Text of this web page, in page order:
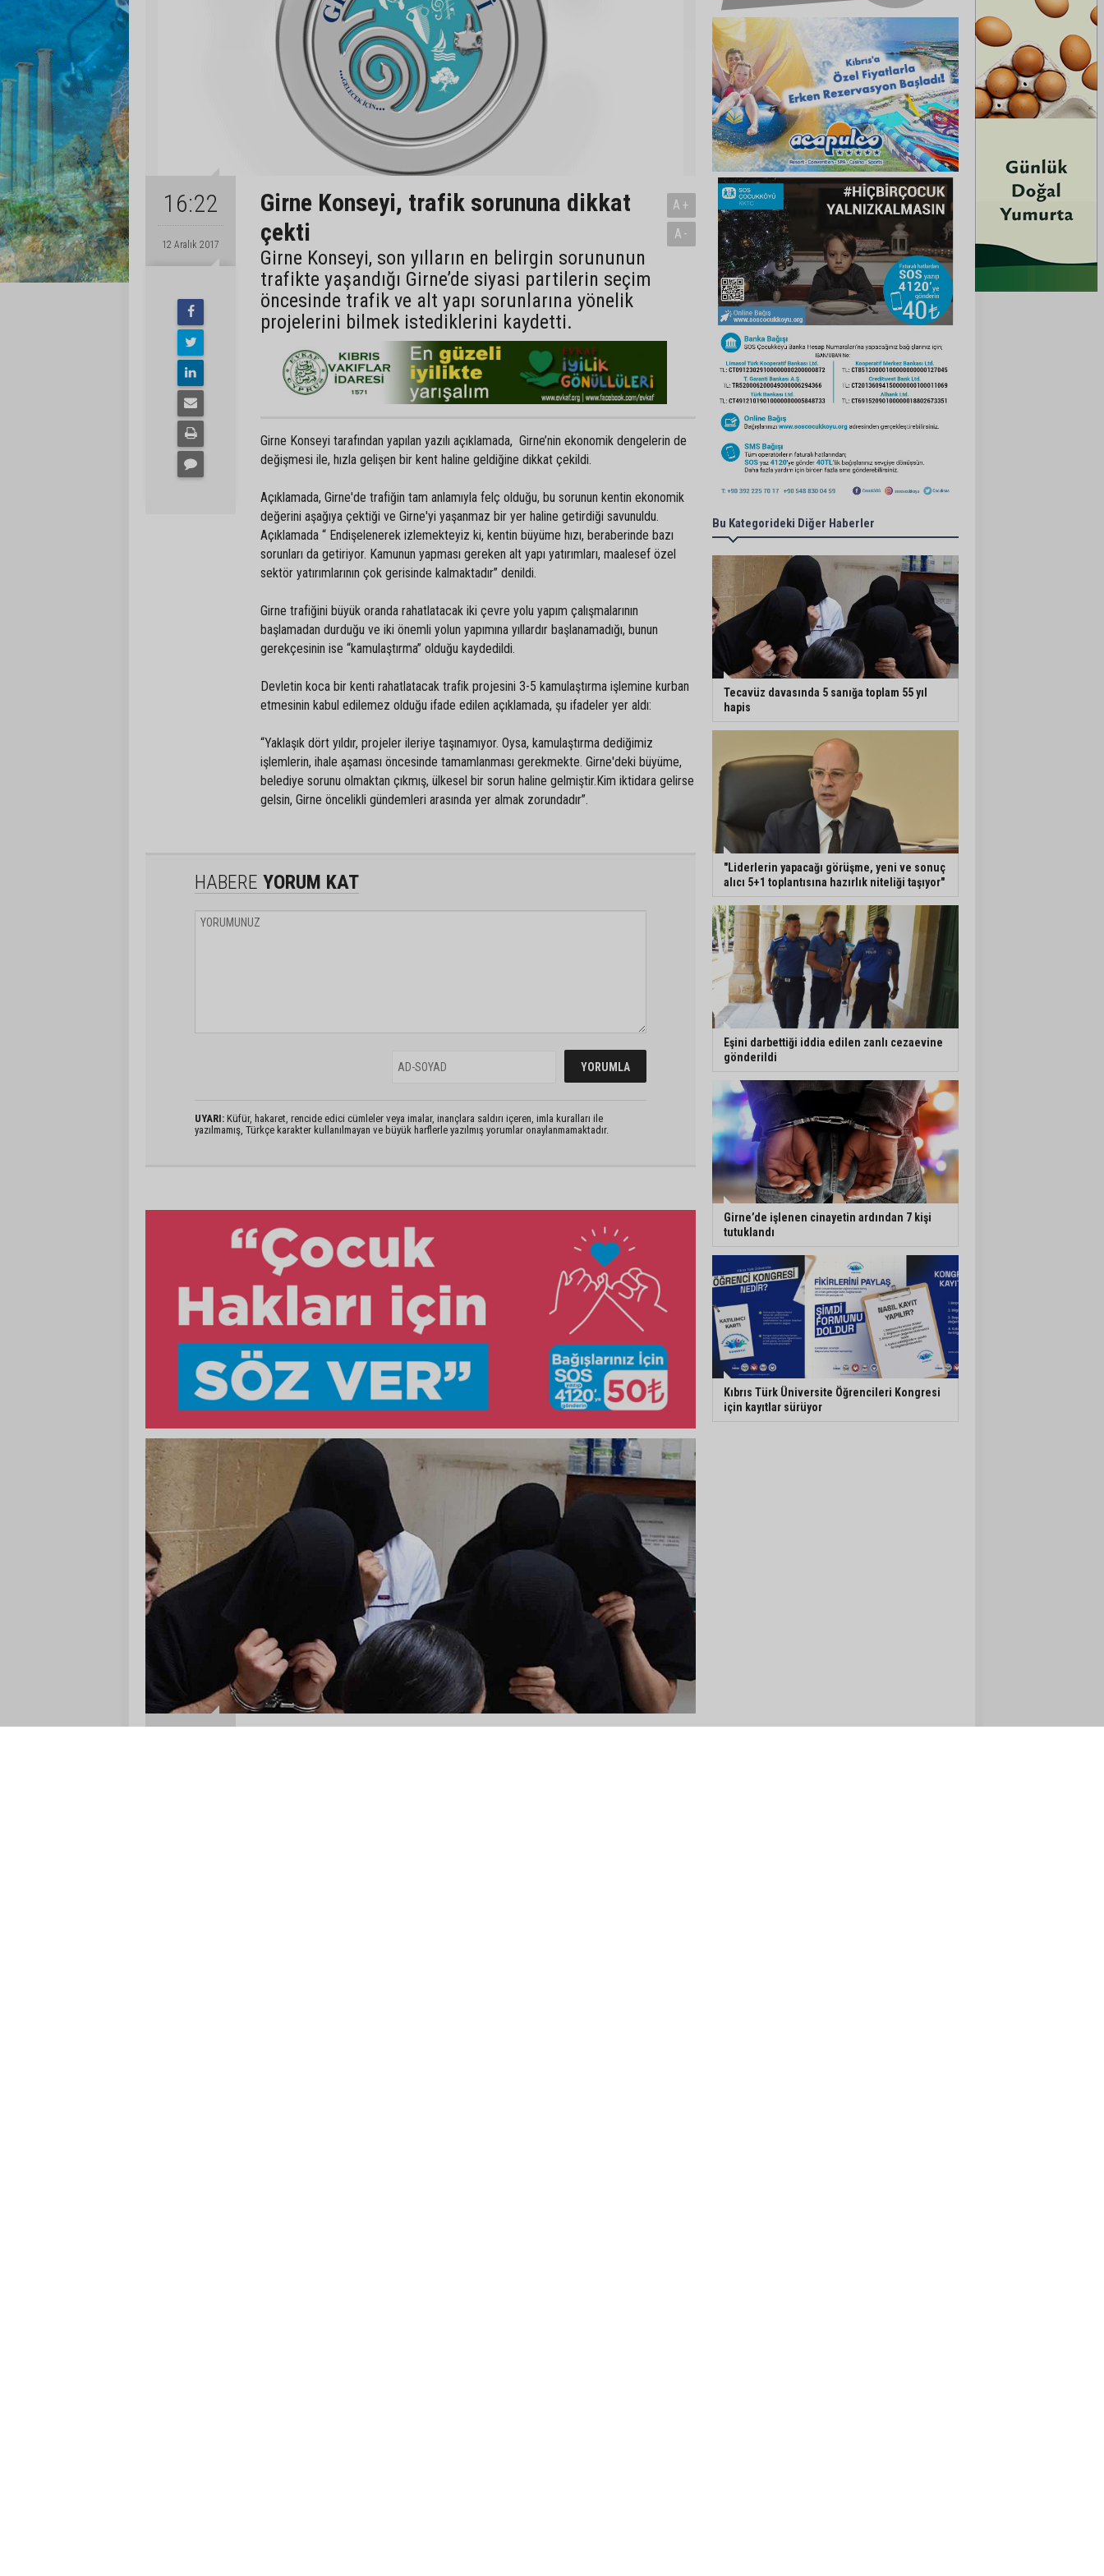
16:22
12 Aralık 2017
Girne Konseyi, trafik sorununa dikkat
çekti
Girne Konseyi, son yılların en belirgin sorununun
trafikte yaşandığı Girne’de siyasi partilerin seçim
öncesinde trafik ve alt yapı sorunlarına yönelik
projelerini bilmek istediklerini kaydetti.
A+
A-
Girne Konseyi tarafından yapılan yazılı açıklamada, Girne’nin ekonomik dengelerin de
değişmesi ile, hızla gelişen bir kent haline geldiğine dikkat çekildi.
Açıklamada, Girne'de trafiğin tam anlamıyla felç olduğu, bu sorunun kentin ekonomik
değerini aşağıya çektiği ve Girne'yi yaşanmaz bir yer haline getirdiği savunuldu.
Açıklamada “ Endişelenerek izlemekteyiz ki, kentin büyüme hızı, beraberinde bazı
sorunları da getiriyor. Kamunun yapması gereken alt yapı yatırımları, maalesef özel
sektör yatırımlarının çok gerisinde kalmaktadır” denildi.
Girne trafiğini büyük oranda rahatlatacak iki çevre yolu yapım çalışmalarının
başlamadan durduğu ve iki önemli yolun yapımına yıllardır başlanamadığı, bunun
gerekçesinin ise “kamulaştırma” olduğu kaydedildi.
Devletin koca bir kenti rahatlatacak trafik projesini 3-5 kamulaştırma işlemine kurban
etmesinin kabul edilemez olduğu ifade edilen açıklamada, şu ifadeler yer aldı:
“Yaklaşık dört yıldır, projeler ileriye taşınamıyor. Oysa, kamulaştırma dediğimiz
işlemlerin, ihale aşaması öncesinde tamamlanması gerekmekte. Girne'deki büyüme,
belediye sorunu olmaktan çıkmış, ülkesel bir sorun haline gelmiştir.Kim iktidara gelirse
gelsin, Girne öncelikli gündemleri arasında yer almak zorundadır”.
HABERE YORUM KAT
UYARI: Küfür, hakaret, rencide edici cümleler veya imalar, inançlara saldırı içeren, imla kuralları ile
yazılmamış, Türkçe karakter kullanılmayan ve büyük harflerle yazılmış yorumlar onaylanmamaktadır.
Bu Kategorideki Diğer Haberler
Tecavüz davasında 5 sanığa toplam 55 yıl
hapis
"Liderlerin yapacağı görüşme, yeni ve sonuç
alıcı 5+1 toplantısına hazırlık niteliği taşıyor"
Eşini darbettiği iddia edilen zanlı cezaevine
gönderildi
Girne’de işlenen cinayetin ardından 7 kişi
tutuklandı
Kıbrıs Türk Üniversite Öğrencileri Kongresi
için kayıtlar sürüyor